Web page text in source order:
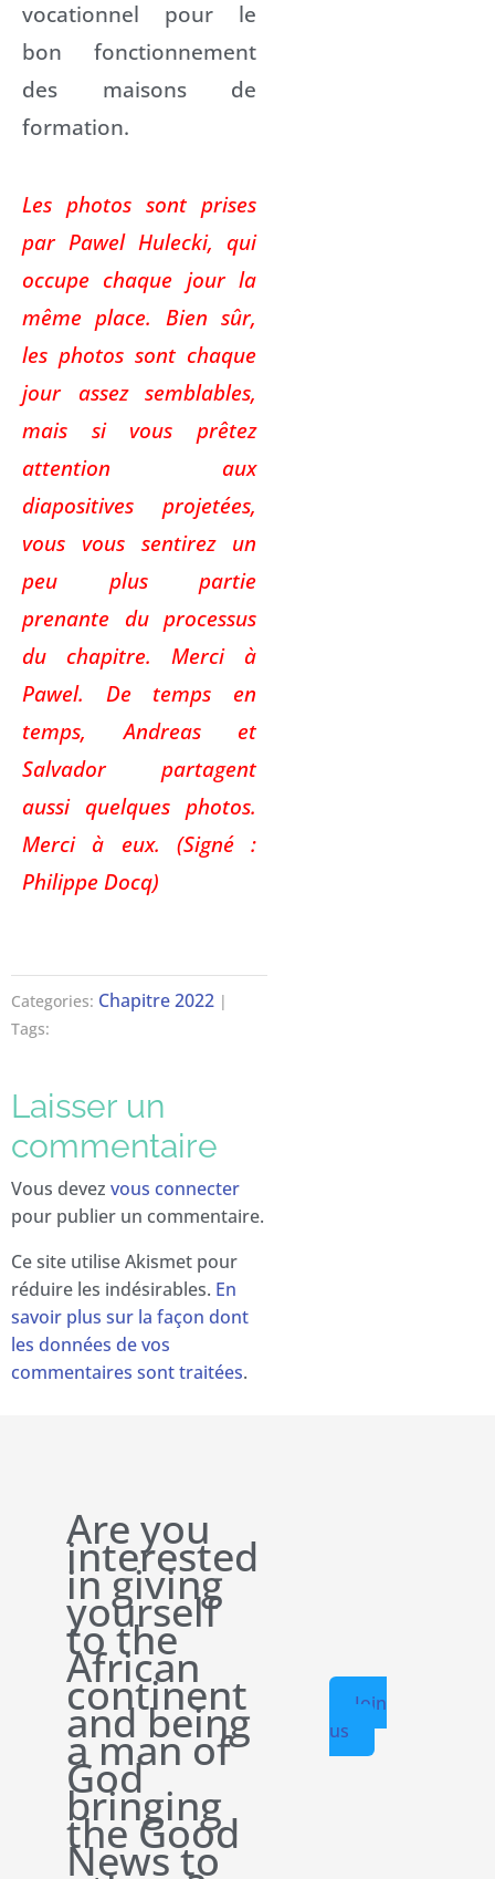
vocationnel pour le
bon fonctionnement
des maisons de
formation.
Les photos sont prises
par Pawel Hulecki, qui
occupe chaque jour la
même place. Bien sûr,
les photos sont chaque
jour assez semblables,
mais si vous prêtez
attention aux
diapositives projetées,
vous vous sentirez un
peu plus partie
prenante du processus
du chapitre. Merci à
Pawel. De temps en
temps, Andreas et
Salvador partagent
aussi quelques photos.
Merci à eux. (Signé :
Philippe Docq)
Categories: Chapitre 2022 |
Tags:
Laisser un
commentaire
Vous devez vous connecter
pour publier un commentaire.
Ce site utilise Akismet pour
réduire les indésirables. En
savoir plus sur la façon dont
les données de vos
commentaires sont traitées.
Are you
interested
in giving
yourself
to the
African
continent
and being
a man of
God
bringing
the Good
News to
Join
us